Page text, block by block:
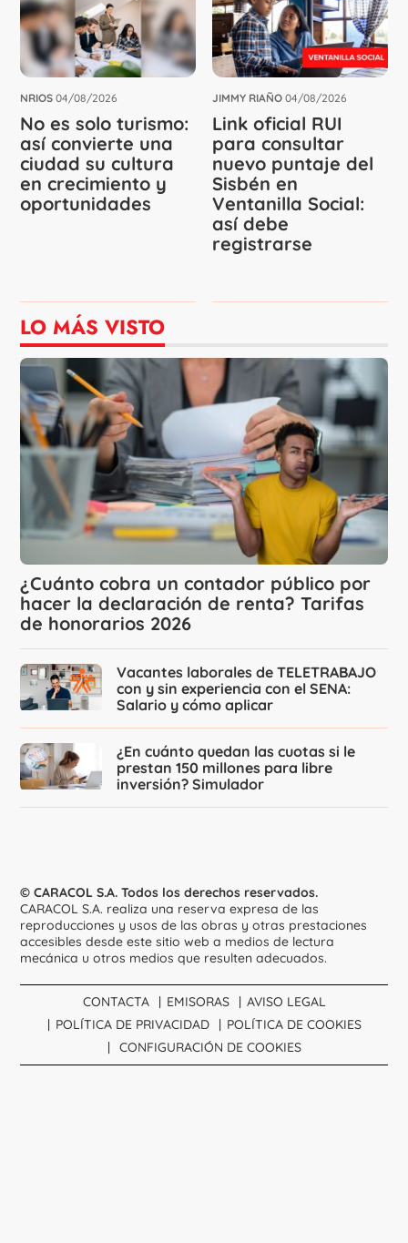
NRIOS 04/08/2026
No es solo turismo:
así convierte una
ciudad su cultura
en crecimiento y
oportunidades
JIMMY RIAÑO 04/08/2026
Link oficial RUI
para consultar
nuevo puntaje del
Sisbén en
Ventanilla Social:
así debe
registrarse
LO MÁS VISTO
¿Cuánto cobra un contador público por
hacer la declaración de renta? Tarifas
de honorarios 2026
Vacantes laborales de TELETRABAJO
con y sin experiencia con el SENA:
Salario y cómo aplicar
¿En cuánto quedan las cuotas si le
prestan 150 millones para libre
inversión? Simulador
© CARACOL S.A. Todos los derechos reservados.
CARACOL S.A. realiza una reserva expresa de las
reproducciones y usos de las obras y otras prestaciones
accesibles desde este sitio web a medios de lectura
mecánica u otros medios que resulten adecuados.
CONTACTA EMISORAS
AVISO LEGAL
POLÍTICA DE PRIVACIDAD
POLÍTICA DE COOKIES
CONFIGURACIÓN DE COOKIES